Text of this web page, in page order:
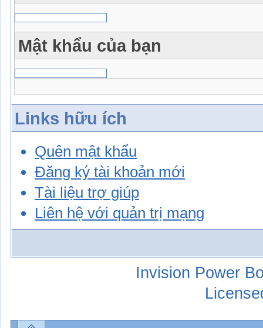
Mật khẩu của bạn
Links hữu ích
Quên mật khẩu
Đăng ký tài khoản mới
Tài liệu trợ giúp
Liên hệ với quản trị mạng
Invision Power